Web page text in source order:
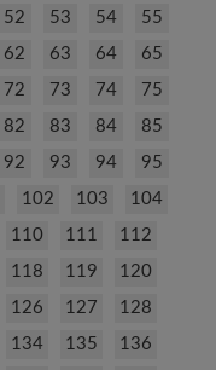
52 53 54
55
62 63 64
65
72 73 74
75
82 83 84
85
92 93 94
95
102 103
104
110 111
112
118 119
120
126 127
128
134 135
136